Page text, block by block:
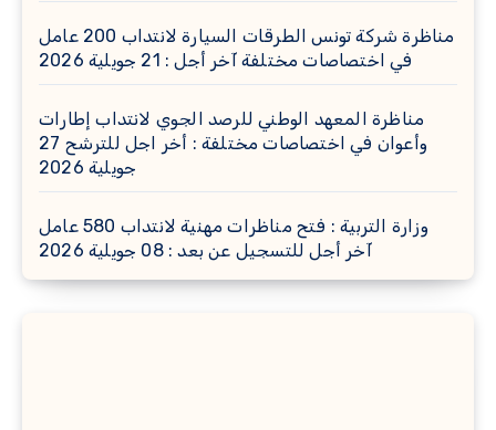
مناظرة شركة تونس الطرقات السيارة لانتداب 200 عامل
في اختصاصات مختلفة آخر أجل : 21 جويلية 2026
مناظرة المعهد الوطني للرصد الجوي لانتداب إطارات
وأعوان في اختصاصات مختلفة : أخر اجل للترشح 27
جويلية 2026
وزارة التربية : فتح مناظرات مهنية لانتداب 580 عامل
آخر أجل للتسجيل عن بعد : 08 جويلية 2026